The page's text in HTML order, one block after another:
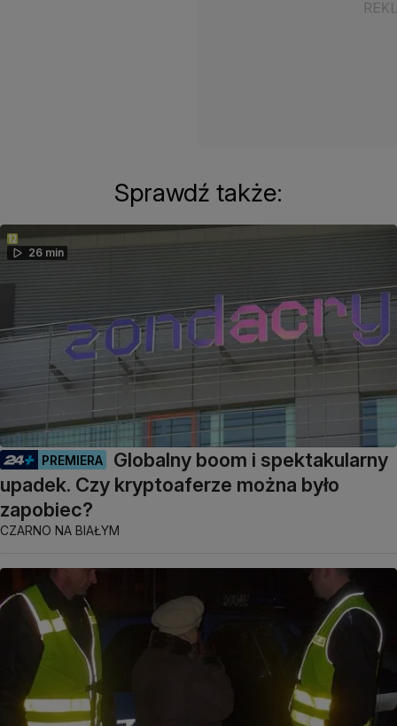
Sprawdź także:
26 min
PREMIERA
Globalny boom i spektakularny
upadek. Czy kryptoaferze można było
zapobiec?
CZARNO NA BIAŁYM